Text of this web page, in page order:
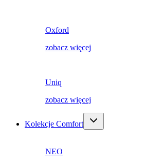
Oxford
zobacz więcej
Uniq
zobacz więcej
Kolekcje Comfort
NEO